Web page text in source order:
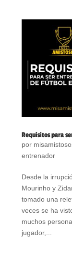
Requisitos para
por
entrenador
Desde la
Mourinho y
tomado una
veces se ha
muchos
jugador,...